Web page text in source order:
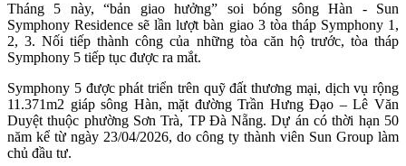
Tháng 5 này, “bản giao hưởng” soi bóng sông Hàn - Sun
Symphony Residence sẽ lần lượt bàn giao 3 tòa tháp Symphony 1,
2, 3. Nối tiếp thành công của những tòa căn hộ trước, tòa tháp
Symphony 5 tiếp tục được ra mắt.
Symphony 5 được phát triển trên quỹ đất thương mại, dịch vụ rộng
11.371m2 giáp sông Hàn, mặt đường Trần Hưng Đạo – Lê Văn
Duyệt thuộc phường Sơn Trà, TP Đà Nẵng. Dự án có thời hạn 50
năm kể từ ngày 23/04/2026, do công ty thành viên Sun Group làm
chủ đầu tư.